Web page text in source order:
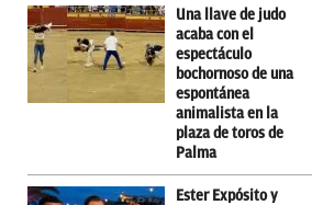
Una llave de judo
acaba con el
espectáculo
bochornoso de una
espontánea
animalista en la
plaza de toros de
Palma
Ester Expósito y